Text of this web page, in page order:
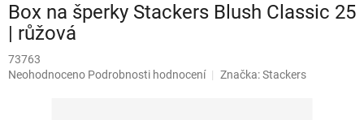
Box na šperky Stackers Blush Classic 25
| růžová
73763
Průměrné
Neohodnoceno Podrobnosti hodnocení Značka:Stackers